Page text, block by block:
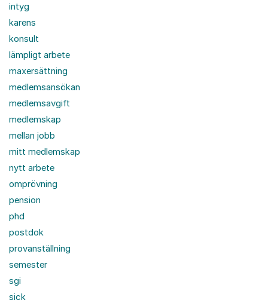
intyg
karens
konsult
lämpligt arbete
maxersättning
medlemsansökan
medlemsavgift
medlemskap
mellan jobb
mitt medlemskap
nytt arbete
omprövning
pension
phd
postdok
provanställning
semester
sgi
sick